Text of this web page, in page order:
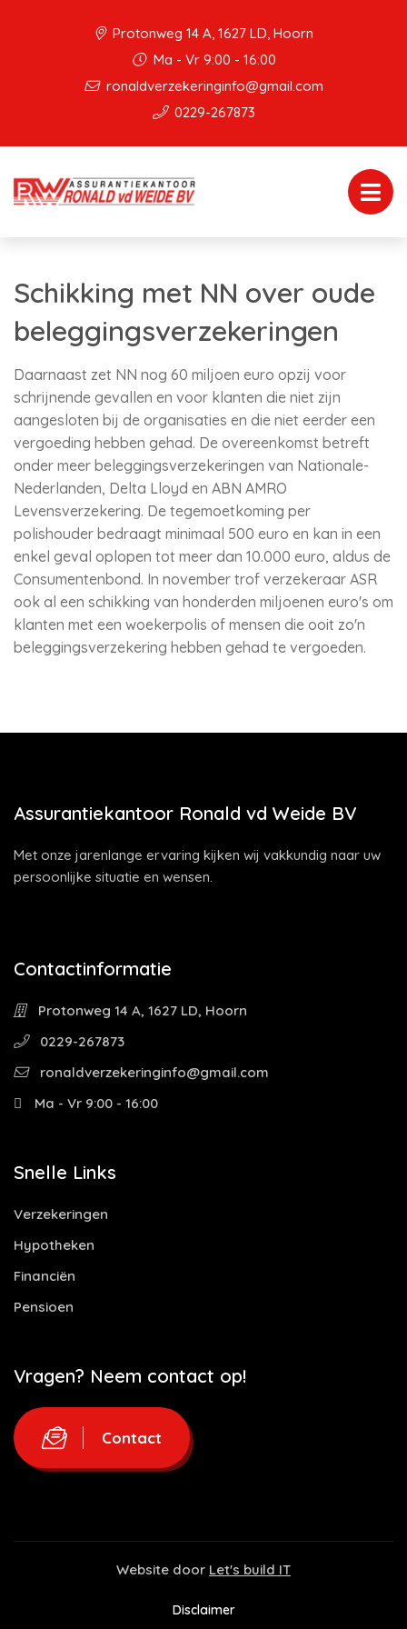
Protonweg 14 A, 1627 LD, Hoorn
Ma - Vr 9:00 - 16:00
ronaldverzekeringinfo@gmail.com
0229-267873
Schikking met NN over oude
beleggingsverzekeringen
Daarnaast zet NN nog 60 miljoen euro opzij voor
schrijnende gevallen en voor klanten die niet zijn
aangesloten bij de organisaties en die niet eerder een
vergoeding hebben gehad. De overeenkomst betreft
onder meer beleggingsverzekeringen van Nationale-
Nederlanden, Delta Lloyd en ABN AMRO
Levensverzekering. De tegemoetkoming per
polishouder bedraagt minimaal 500 euro en kan in een
enkel geval oplopen tot meer dan 10.000 euro, aldus de
Consumentenbond. In november trof verzekeraar ASR
ook al een schikking van honderden miljoenen euro's om
klanten met een woekerpolis of mensen die ooit zo'n
beleggingsverzekering hebben gehad te vergoeden.
Assurantiekantoor Ronald vd Weide BV
Met onze jarenlange ervaring kijken wij vakkundig naar uw
persoonlijke situatie en wensen.
Contactinformatie
Protonweg 14 A, 1627 LD, Hoorn
0229-267873
ronaldverzekeringinfo@gmail.com
Ma - Vr 9:00 - 16:00
Snelle Links
Verzekeringen
Hypotheken
Financiën
Pensioen
Vragen? Neem contact op!
Contact
Website door Let's build IT
Disclaimer